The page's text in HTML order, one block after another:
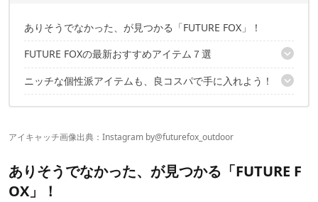
ありそうでなかった、が見つかる「FUTURE FOX」！
FUTURE FOXの最新おすすめアイテム７選
1｜パップテント FOX-BASE EVO
5｜Confire 櫓 ソロ用 焚き火台
7｜オイルランタン 〜Antique〜
ニッチな個性派アイテムも、良コスパで手に入れよう！
アイキャッチ画像出典：Instagram by@futurefox_outdoor
ありそうでなかった、が見つかる「FUTURE F
OX」！